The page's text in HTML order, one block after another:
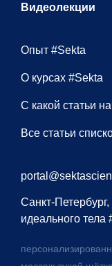
Видеолекции
Опыт #Sekta
О курсах #Sekta
С какой статьи
Все статьи
Санкт-
идеального тела